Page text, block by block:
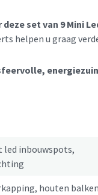
set van 9 Mini
helpen u graag
led inbouwspots,
houten